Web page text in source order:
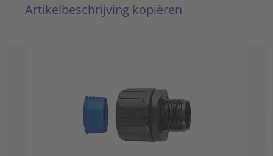
Artikelbeschrijving kopiëren